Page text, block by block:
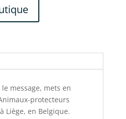
message, mets en
protecteurs
Liège, en Belgique.